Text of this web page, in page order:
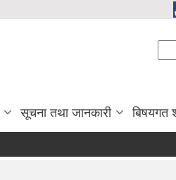
सूचना तथा जानकारी बिषयगत